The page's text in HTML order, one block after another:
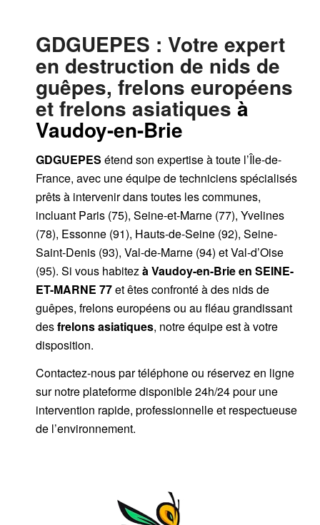
GDGUEPES : Votre expert
en destruction de nids de
guêpes, frelons européens
et frelons asiatiquesà
Vaudoy-en-Brie
GDGUEPES étend son expertise à toute l’Île-de-
France, avec une équipe de techniciens spécialisés
prêts à intervenir dans toutes les communes,
incluant Paris (75), Seine-et-Marne (77), Yvelines
(78), Essonne (91), Hauts-de-Seine (92), Seine-
Saint-Denis (93), Val-de-Marne (94) et Val-d’Oise
(95). Si vous habitez à Vaudoy-en-Brieen SEINE-
ET-MARNE 77et êtes confronté à des nids de
guêpes, frelons européens ou au fléau grandissant
desfrelons asiatiques, notre équipe est à votre
disposition.
Contactez-nous partéléphoneou réservez en ligne
sur notre plateforme disponible 24h/24pour une
intervention rapide, professionnelle et respectueuse
de l’environnement.